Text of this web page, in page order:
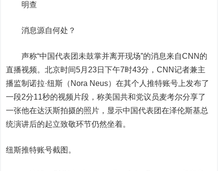
明查
消息源自何处？
声称“中国代表团未鼓掌并离开现场”的消息来自CNN的
直播视频。北京时间5月23日下午7时43分，CNN记者兼主
播监制诺拉·纽斯（Nora Neus）在其个人推特账号上发布了
一段2分11秒的视频片段，称美国共和党议员麦考尔分享了
一张他在达沃斯拍摄的照片，显示中国代表团在泽伦斯基总
统演讲后的起立致敬环节仍然坐着。
纽斯推特账号截图。